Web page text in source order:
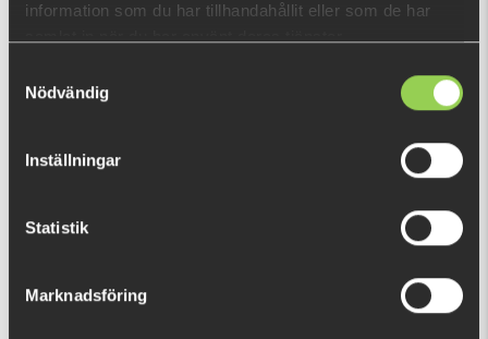
information som du har tillhandahållit eller som de har
Nödvändig
Inställningar
Statistik
Marknadsföring